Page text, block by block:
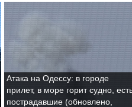
Атака на Одессу: в городе
прилет, в море горит судно,
пострадавшие (обновлено,